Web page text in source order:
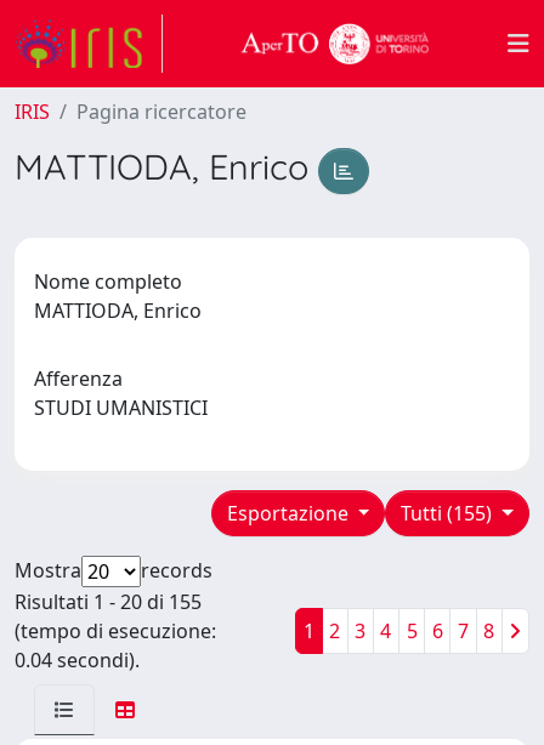
IRIS Pagina ricercatore
MATTIODA, Enrico
Nome completo
MATTIODA, Enrico
Afferenza
STUDI UMANISTICI
Tutti (155)
Esportazione
Mostra
records
Risultati 1 - 20 di 155
(tempo di esecuzione:
0.04 secondi).
1 2 3 4 5 6 7 8